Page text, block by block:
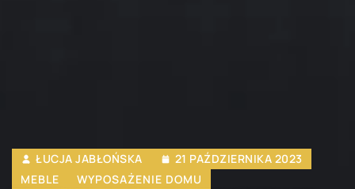
ŁUCJA JABŁOŃSKA
21 PAŹDZIERNIKA 2023
MEBLE
WYPOSAŻENIE DOMU